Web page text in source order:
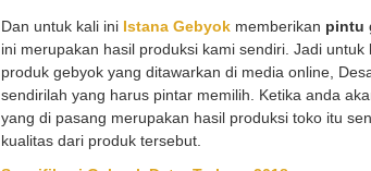
Dan untuk kali ini Istana Gebyokmemberikan pintu
ini merupakan hasil produksi kami sendiri. Jadi
produk gebyok yang ditawarkan di media online,
sendirilah yang harus pintar memilih. Ketika anda
yang di pasang merupakan hasil produksi toko itu
kualitas dari produk tersebut.